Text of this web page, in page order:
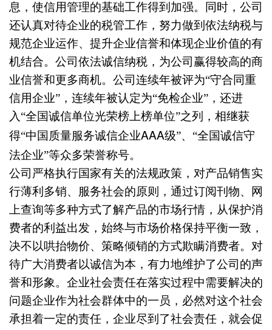
息，使信用管理的基础工作得到加强。同时，公司
还认真对待企业的税管工作，努力做到依法纳税与
规范企业运作、提升企业信誉和体现企业价值的有
机结合。公司依法诚信纳税，为公司赢得较高的商
业信誉和更多商机。公司连续年被评为“守合同重
信用企业”，连续年被认定为“免检企业”，还进
入“全国诚信单位光荣榜上榜单位”之列，相继获
得“中国质量服务诚信企业AAA级”、“全国诚信守
法企业”等众多荣誉称号。
公司严格执行国家有关的法规政策，对产品销售实
行薄利多销、服务社会的原则，通过订阅刊物、网
上查询等多种方式了解产品的市场行情，从保护消
费者的利益出发，始终与市场价格保持平衡一致，
决不以哄抬物价、策略倾销的方式欺瞒消费者。对
待广大消费者以诚信为本，有力地维护了公司的声
誉和形象。企业社会责任在落实过程中需要解决的
问题企业作为社会群体中的一员，必然对这个社会
承担着一定的责任，企业尽到了社会责任，就会促